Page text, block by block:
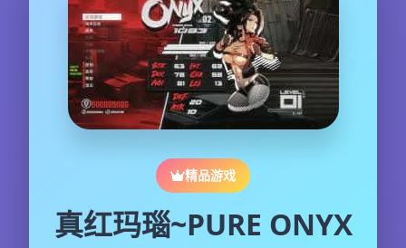
精品游戏
真红玛瑙~PURE ONYX